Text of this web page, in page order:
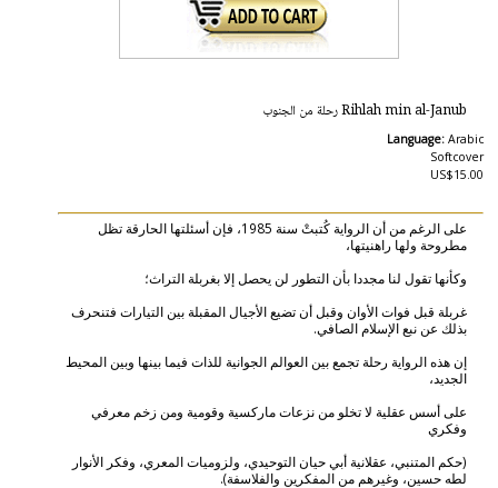
Rihlah min al-Janub رحلة من الجنوب
Language: Arabic
Softcover
US$15.00
على الرغم من أن الرواية كُتبتْ سنة 1985، فإن أسئلتها الحارقة تظل
مطروحة ولها راهنيتها،
وكأنها تقول لنا مجددا بأن التطور لن يحصل إلا بغربلة التراث؛
غربلة قبل فوات الأوان وقبل أن تضيع الأجيال المقبلة بين التيارات فتنحرف
بذلك عن نبع الإسلام الصافي.
إن هذه الرواية رحلة تجمع بين العوالم الجوانية للذات فيما بينها وبين المحيط
الجديد،
على أسس عقلية لا تخلو من نزعات ماركسية وقومية ومن زخم معرفي
وفكري
(حكم المتنبي، عقلانية أبي حيان التوحيدي، ولزوميات المعري، وفكر الأنوار
لطه حسين، وغيرهم من المفكرين والفلاسفة).